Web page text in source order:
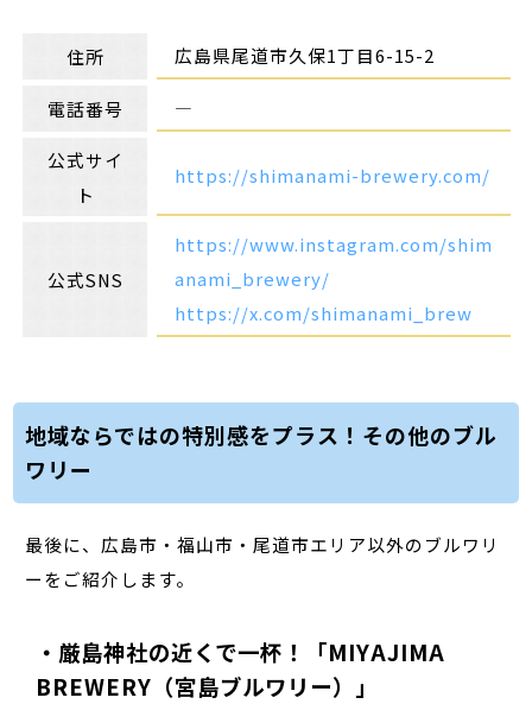
住所 広島県尾道市久保1丁目6-15-2
電話番号 ―
公式サイ
ト
https://shimanami-brewery.com/
公式SNS
https://www.instagram.com/shim
anami_brewery/
https://x.com/shimanami_brew
地域ならではの特別感をプラス！その他のブル
ワリー
最後に、広島市・福山市・尾道市エリア以外のブルワリ
ーをご紹介します。
・厳島神社の近くで一杯！「MIYAJIMA
BREWERY（宮島ブルワリー）」